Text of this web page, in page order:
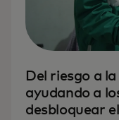
Del riesgo a
ayudando a
desbloquear